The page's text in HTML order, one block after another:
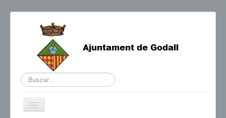
Buscar...
Cambiar
navegación